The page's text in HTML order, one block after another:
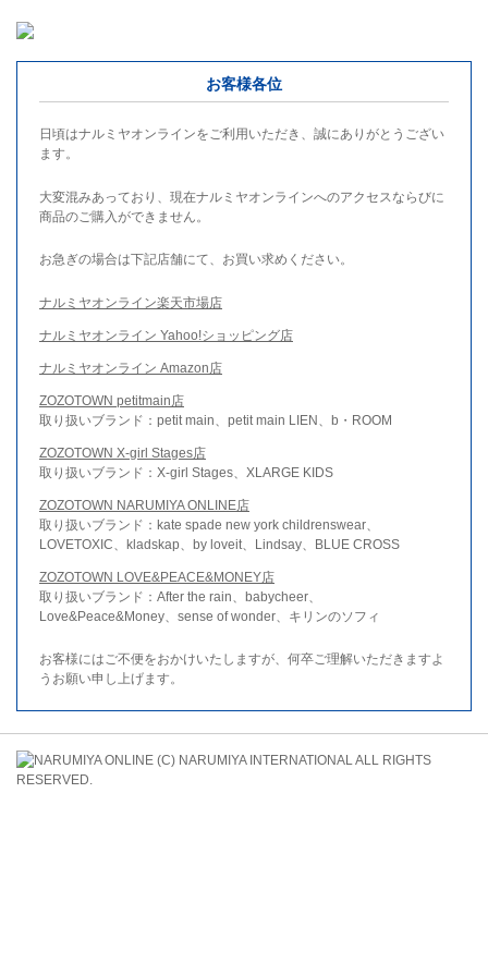
お客様各位
日頃はナルミヤオンラインをご利用いただき、誠にありがとうござい
ます。
大変混みあっており、現在ナルミヤオンラインへのアクセスならびに
商品のご購入ができません。
お急ぎの場合は下記店舗にて、お買い求めください。
ナルミヤオンライン楽天市場店
ナルミヤオンライン Yahoo!ショッピング店
ナルミヤオンライン Amazon店
ZOZOTOWN petitmain店
取り扱いブランド：petit main、petit main LIEN、b・ROOM
ZOZOTOWN X-girl Stages店
取り扱いブランド：X-girl Stages、XLARGE KIDS
ZOZOTOWN NARUMIYA ONLINE店
取り扱いブランド：kate spade new york childrenswear、
LOVETOXIC、kladskap、by loveit、Lindsay、BLUE CROSS
ZOZOTOWN LOVE&PEACE&MONEY店
取り扱いブランド：After the rain、babycheer、
Love&Peace&Money、sense of wonder、キリンのソフィ
お客様にはご不便をおかけいたしますが、何卒ご理解いただきますよ
うお願い申し上げます。